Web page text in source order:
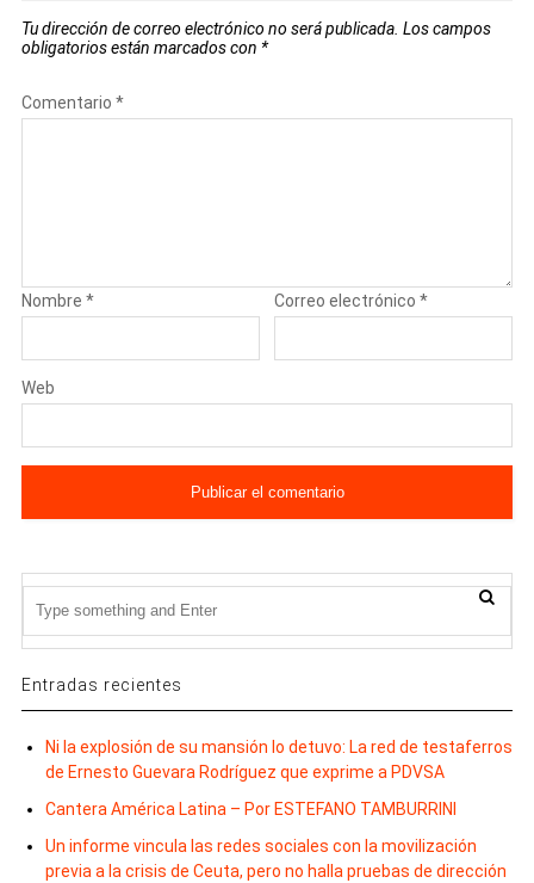
Tu dirección de correo electrónico no será publicada. Los campos
obligatorios están marcados con *
Comentario *
Nombre * Correo electrónico*
Web
Entradas recientes
Ni la explosión de su mansión lo detuvo: La red de testaferros
de Ernesto Guevara Rodríguez que exprime a PDVSA
Cantera América Latina – Por ESTEFANO TAMBURRINI
Un informe vincula las redes sociales con la movilización
previa a la crisis de Ceuta, pero no halla pruebas de dirección